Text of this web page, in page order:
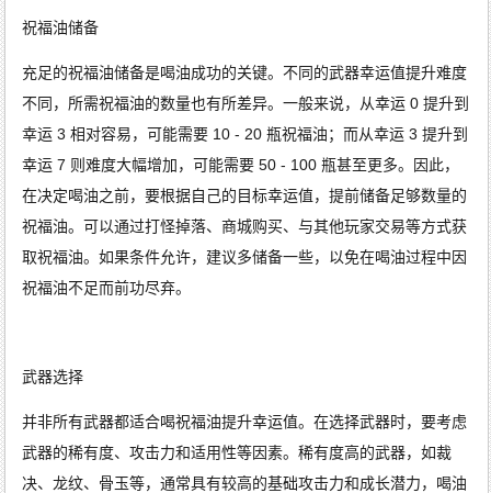
祝福油储备
充足的祝福油储备是喝油成功的关键。不同的武器幸运值提升难度
不同，所需祝福油的数量也有所差异。一般来说，从幸运 0 提升到
幸运 3 相对容易，可能需要 10 - 20 瓶祝福油；而从幸运 3 提升到
幸运 7 则难度大幅增加，可能需要 50 - 100 瓶甚至更多。因此，
在决定喝油之前，要根据自己的目标幸运值，提前储备足够数量的
祝福油。可以通过打怪掉落、商城购买、与其他玩家交易等方式获
取祝福油。如果条件允许，建议多储备一些，以免在喝油过程中因
祝福油不足而前功尽弃。
武器选择
并非所有武器都适合喝祝福油提升幸运值。在选择武器时，要考虑
武器的稀有度、攻击力和适用性等因素。稀有度高的武器，如裁
决、龙纹、骨玉等，通常具有较高的基础攻击力和成长潜力，喝油